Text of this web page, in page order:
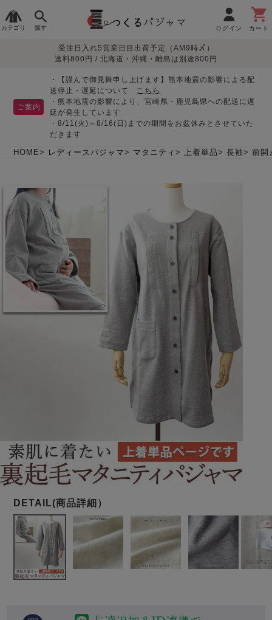
カテゴリ 探す ログイン カート
レディースパジャマ
春
メンズパジャマ
春 夏 秋
ガールズパジャマ
生地で
さがす
オーガニック素材 ガーゼ サテン織り
ニット/ストレッチ 起毛/フランネル
柄物
売れ筋ランキング
目的別で
さがす
敏感肌用
パジャマ
入院・介護
胸が目立たない
マタニティ
パジャマ
そろえたい
眠れる作務衣特集
体型別におすすめパジ
年齢別におすすめパジ
ャマ
ルームウェア
カタログギフト
売れ筋ランキング
- Item Ranking -
- New Arrival -
目的別でさがす一覧はこちら
デザインで
さがす
ィース
パジャマ
かぶり ワンピース
作務衣
羽織・バスロ
ーブ
上着単品
すべてのメン
ズ
パジャマ
長袖 半袖 七分袖
前開き かぶり スリーパー
夏パジャマ特集 つくるパジャマとは
お支払い・送料・配送
について
よくあるご質問
会社概要 お買い物ガイド 安心の日本製
受注日入れ5営業日目出荷予定（AM9時〆）
送料800円 / 北海道・沖縄・離島は別途800円
ご案内
・【謹んで御見舞申し上げます】熊本地震の影響による配
送停止・遅延について こちら
・熊本地震の影響により、宮崎県・鹿児島県への配送に遅
延が発生しています
・8/11(火)～8/16(日)までの期間をお盆休みとさせていた
だきます
HOME レディースパジャマ マタニティ 上着単品 長袖 前開